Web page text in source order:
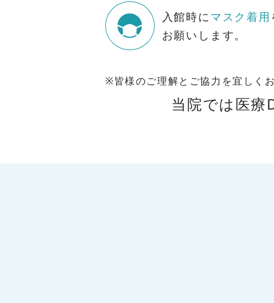
入館時にマスク着用
お願いします。
※皆様のご理解とご協力を宜しく
当院では医療